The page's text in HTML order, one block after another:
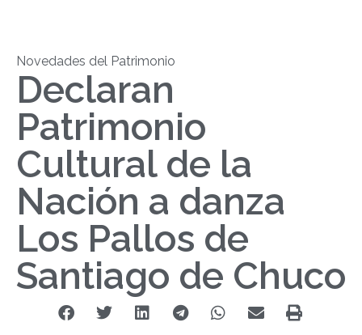
Novedades del Patrimonio
Declaran
Patrimonio
Cultural de la
Nación a danza
Los Pallos de
Santiago de Chuco